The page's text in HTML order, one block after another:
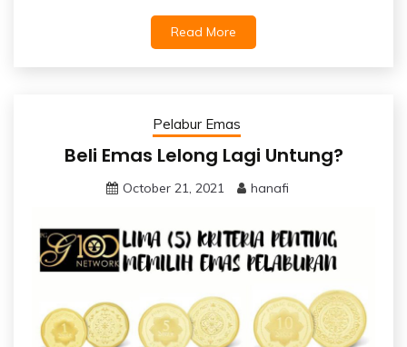
Read More
Pelabur Emas
Beli Emas Lelong Lagi Untung?
October 21, 2021 hanafi